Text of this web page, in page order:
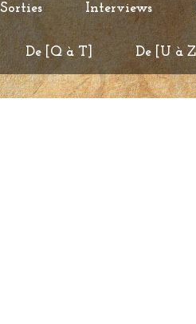
Sorties Interviews
De [Q à T] De [U à